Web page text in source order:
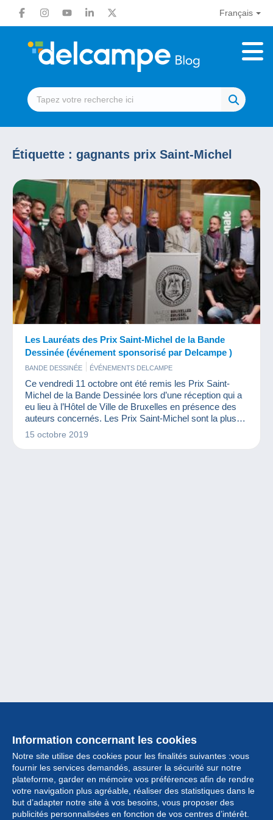
Français
Étiquette : gagnants prix Saint-Michel
Les Lauréats des Prix Saint-Michel de la Bande
Dessinée (événement sponsorisé par Delcampe )
BANDE DESSINÉE ÉVÉNEMENTS DELCAMPE
Ce vendredi 11 octobre ont été remis les Prix Saint-
Michel de la Bande Dessinée lors d’une réception qui a
eu lieu à l’Hôtel de Ville de Bruxelles en présence des
auteurs concernés. Les Prix Saint-Michel sont la plus
ancienne distinction de la Bande Dessinée en Europe.
15 octobre 2019
Information concernant les cookies
Notre site utilise des cookies pour les finalités suivantes :vous
fournir les services demandés, assurer la sécurité sur notre
plateforme, garder en mémoire vos préférences afin de rendre
votre navigation plus agréable, réaliser des statistiques dans le
but d’adapter notre site à vos besoins, vous proposer des
publicités personnalisées en fonction de vos centres d’intérêt.
Collection